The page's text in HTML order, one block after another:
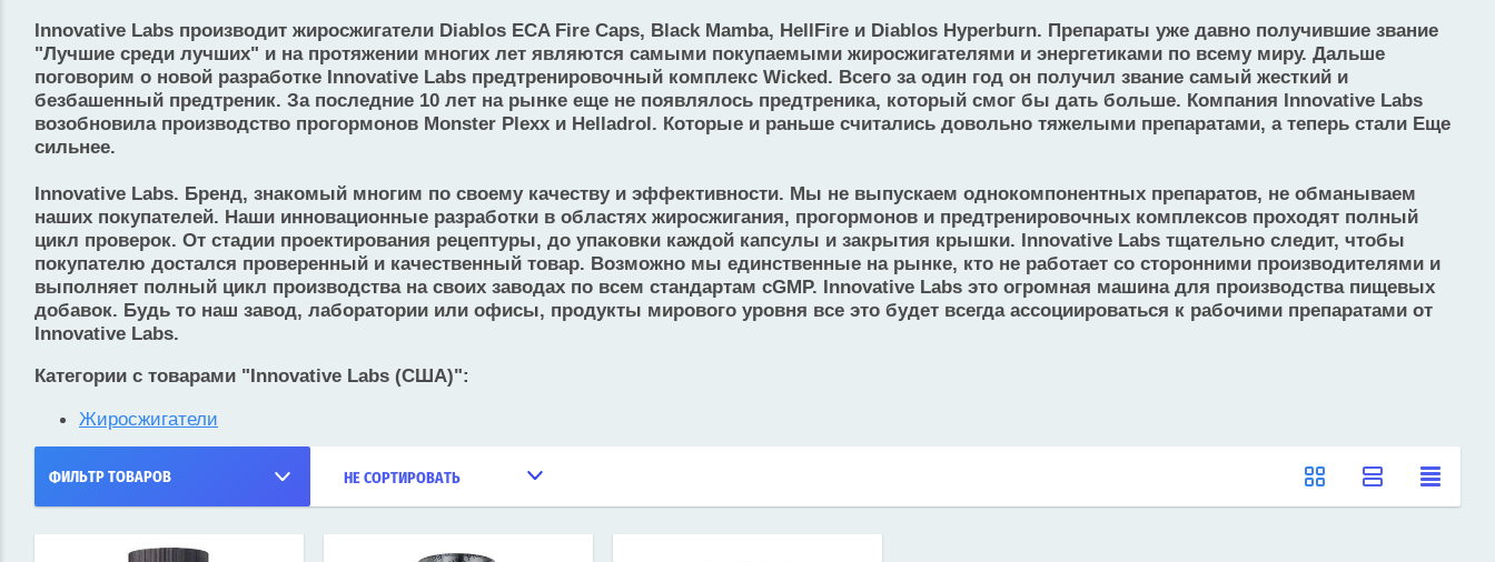
Innovative Labs производит жиросжигатели Diablos ECA Fire Caps, Black Mamba, HellFire и Diablos Hyperburn. Препараты уже давно получившие звание
"Лучшие среди лучших" и на протяжении многих лет являются самыми покупаемыми жиросжигателями и энергетиками по всему миру. Дальше
поговорим о новой разработке Innovative Labs предтренировочный комплекс Wicked. Всего за один год он получил звание самый жесткий и
безбашенный предтреник. За последние 10 лет на рынке еще не появлялось предтреника, который смог бы дать больше. Компания Innovative Labs
возобновила производство прогормонов Monster Plexx и Helladrol. Которые и раньше считались довольно тяжелыми препаратами, а теперь стали Еще
сильнее.
Innovative Labs. Бренд, знакомый многим по своему качеству и эффективности. Мы не выпускаем однокомпонентных препаратов, не обманываем
наших покупателей. Наши инновационные разработки в областях жиросжигания, прогормонов и предтренировочных комплексов проходят полный
цикл проверок. От стадии проектирования рецептуры, до упаковки каждой капсулы и закрытия крышки. Innovative Labs тщательно следит, чтобы
покупателю достался проверенный и качественный товар. Возможно мы единственные на рынке, кто не работает со сторонними производителями и
выполняет полный цикл производства на своих заводах по всем стандартам cGMP. Innovative Labs это огромная машина для производства пищевых
добавок. Будь то наш завод, лаборатории или офисы, продукты мирового уровня все это будет всегда ассоциироваться к рабочими препаратами от
Innovative Labs.
Категории с товарами "Innovative Labs (США)":
Жиросжигатели
ФИЛЬТР ТОВАРОВ НЕ СОРТИРОВАТЬ